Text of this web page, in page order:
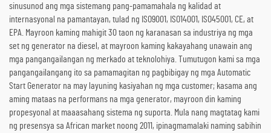
sinusunod ang mga sistemang pang-pamamahala ng kalidad at
internasyonal na pamantayan, tulad ng ISO9001, ISO14001, ISO45001, CE, at
EPA. Mayroon kaming mahigit 30 taon ng karanasan sa industriya ng mga
set ng generator na diesel, at mayroon kaming kakayahang unawain ang
mga pangangailangan ng merkado at teknolohiya. Tumutugon kami sa mga
pangangailangang ito sa pamamagitan ng pagbibigay ng mga Automatic
Start Generator na may layuning kasiyahan ng mga customer; kasama ang
aming mataas na performans na mga generator, mayroon din kaming
propesyonal at maaasahang sistema ng suporta. Mula nang magtatag kami
ng presensya sa African market noong 2011, ipinagmamalaki naming sabihin